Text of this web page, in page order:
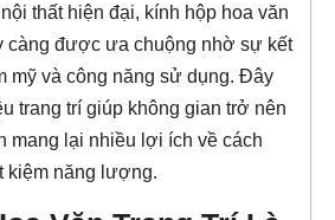
thất hiện đại, kính hộp hoa văn
càng được ưa chuộng nhờ sự kết
mỹ và công năng sử dụng. Đây
trang trí giúp không gian trở nên
mang lại nhiều lợi ích về cách
kiệm năng lượng.